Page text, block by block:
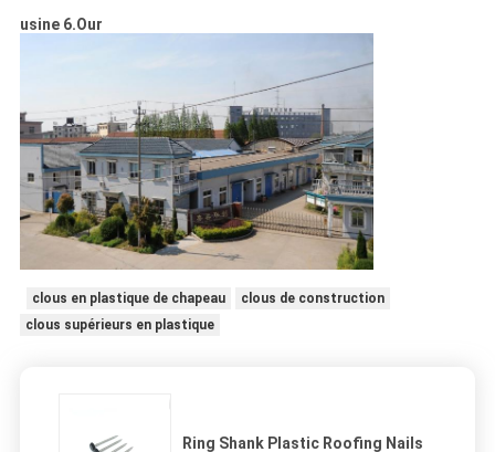
usine 6.Our
clous en plastique de chapeau
clous de construction
clous supérieurs en plastique
Ring Shank Plastic Roofing Nails